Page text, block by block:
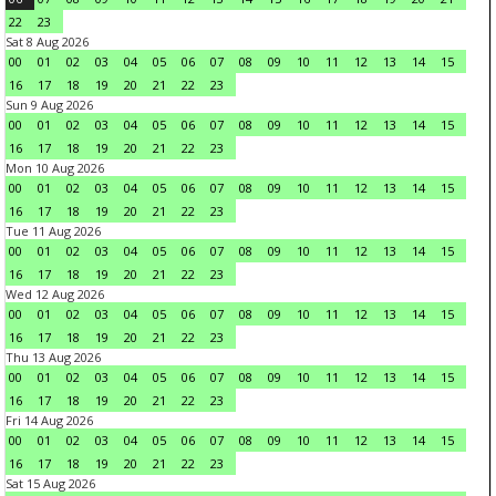
22
23
Sat 8 Aug 2026
00
01 02 03 04 05 06 07 08 09 10 11 12 13 14
15
16
17 18 19 20 21 22
23
Sun 9 Aug 2026
00
01 02 03 04 05 06 07 08 09 10 11 12 13 14
15
16
17 18 19 20 21 22
23
Mon 10 Aug 2026
00
01 02 03 04 05 06 07 08 09 10 11 12 13 14
15
16
17 18 19 20 21 22
23
Tue 11 Aug 2026
00
01 02 03 04 05 06 07 08 09 10 11 12 13 14
15
16
17 18 19 20 21 22
23
Wed 12 Aug 2026
00
01 02 03 04 05 06 07 08 09 10 11 12 13 14
15
16
17 18 19 20 21 22
23
Thu 13 Aug 2026
00
01 02 03 04 05 06 07 08 09 10 11 12 13 14
15
16
17 18 19 20 21 22
23
Fri 14 Aug 2026
00
01 02 03 04 05 06 07 08 09 10 11 12 13 14
15
16
17 18 19 20 21 22
23
Sat 15 Aug 2026